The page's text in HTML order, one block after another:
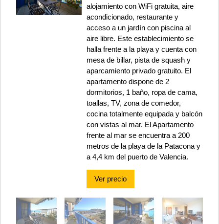
alojamiento con WiFi gratuita, aire
acondicionado, restaurante y
acceso a un jardín con piscina al
aire libre. Este establecimiento se
halla frente a la playa y cuenta con
mesa de billar, pista de squash y
aparcamiento privado gratuito. El
apartamento dispone de 2
dormitorios, 1 baño, ropa de cama,
toallas, TV, zona de comedor,
cocina totalmente equipada y balcón
con vistas al mar. El Apartamento
frente al mar se encuentra a 200
metros de la playa de la Patacona y
a 4,4 km del puerto de Valencia.
Ver precio